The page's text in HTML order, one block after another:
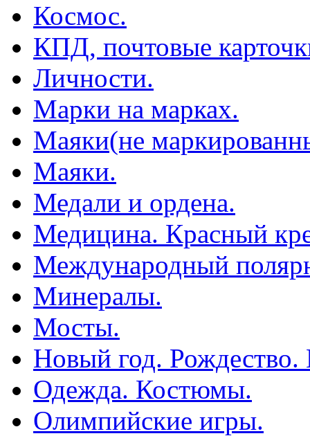
Космос.
КПД, почтовые
Личности.
Марки на марках.
Маяки(не
Маяки.
Медали и ордена.
Медицина. Красный
Международный
Минералы.
Мосты.
Новый год. Рождество.
Одежда. Костюмы.
Олимпийские игры.